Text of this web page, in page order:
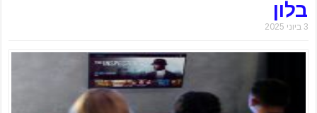
בלון
3 ביוני 2025